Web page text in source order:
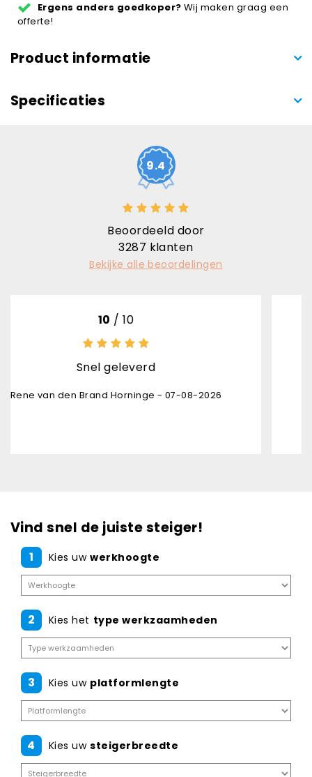
Ergens anders goedkoper? Wij maken graag een
offerte!
Product informatie
Specificaties
9.4
Beoordeeld door
3287 klanten
Bekijke alle beoordelingen
Horninge - 07-08-2026
Vind snel de juiste steiger!
1 Kies uw werkhoogte
2 Kies het type werkzaamheden
3 Kies uw platformlengte
4 Kies uw steigerbreedte